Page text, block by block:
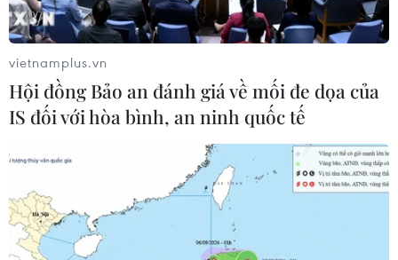
(Nguồn: Getty images)
vietnamplus.vn
Hội đồng Bảo an đánh giá về mối đe dọa của
IS đối với hòa bình, an ninh quốc tế